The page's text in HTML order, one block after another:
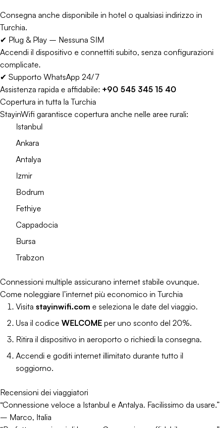
Consegna anche disponibile in hotel o qualsiasi indirizzo in
Turchia.
✔ Plug & Play – Nessuna SIM
Accendi il dispositivo e connettiti subito, senza configurazioni
complicate.
✔ Supporto WhatsApp 24/7
Assistenza rapida e affidabile: +90 545 345 15 40
Copertura in tutta la Turchia
StayinWifi garantisce copertura anche nelle aree rurali:
Istanbul
Ankara
Antalya
Izmir
Bodrum
Fethiye
Cappadocia
Bursa
Trabzon
Connessioni multiple assicurano internet stabile ovunque.
Come noleggiare l’internet più economico in Turchia
Visita stayinwifi.com e seleziona le date del viaggio.
Usa il codice WELCOME per uno sconto del 20%.
Ritira il dispositivo in aeroporto o richiedi la consegna.
Accendi e goditi internet illimitato durante tutto il
soggiorno.
Recensioni dei viaggiatori
“Connessione veloce a Istanbul e Antalya. Facilissimo da usare.”
– Marco, Italia